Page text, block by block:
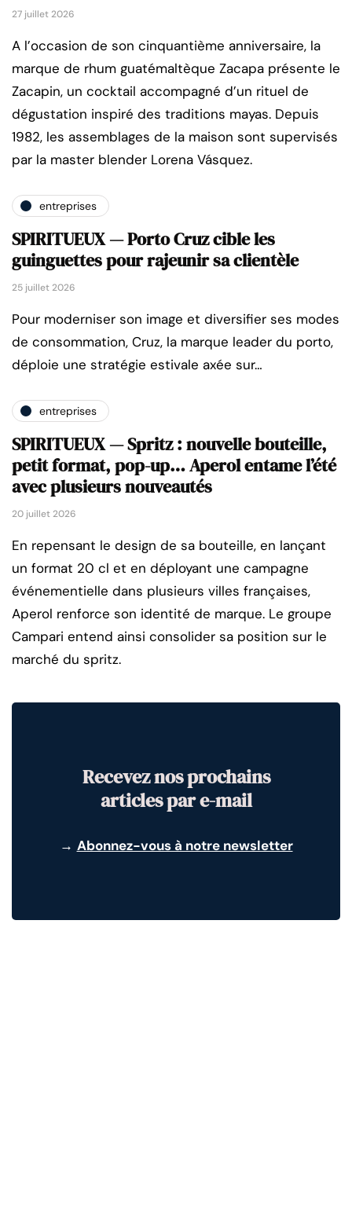
27 juillet 2026
A l’occasion de son cinquantième anniversaire, la
marque de rhum guatémaltèque Zacapa présente le
Zacapin, un cocktail accompagné d’un rituel de
dégustation inspiré des traditions mayas. Depuis
1982, les assemblages de la maison sont supervisés
par la master blender Lorena Vásquez.
entreprises
SPIRITUEUX — Porto Cruz cible les
guinguettes pour rajeunir sa clientèle
25 juillet 2026
Pour moderniser son image et diversifier ses modes
de consommation, Cruz, la marque leader du porto,
déploie une stratégie estivale axée sur…
entreprises
SPIRITUEUX — Spritz : nouvelle bouteille,
petit format, pop-up… Aperol entame l’été
avec plusieurs nouveautés
20 juillet 2026
En repensant le design de sa bouteille, en lançant
un format 20 cl et en déployant une campagne
événementielle dans plusieurs villes françaises,
Aperol renforce son identité de marque. Le groupe
Campari entend ainsi consolider sa position sur le
marché du spritz.
Recevez nos prochains
articles par e-mail
→ Abonnez-vous à notre newsletter